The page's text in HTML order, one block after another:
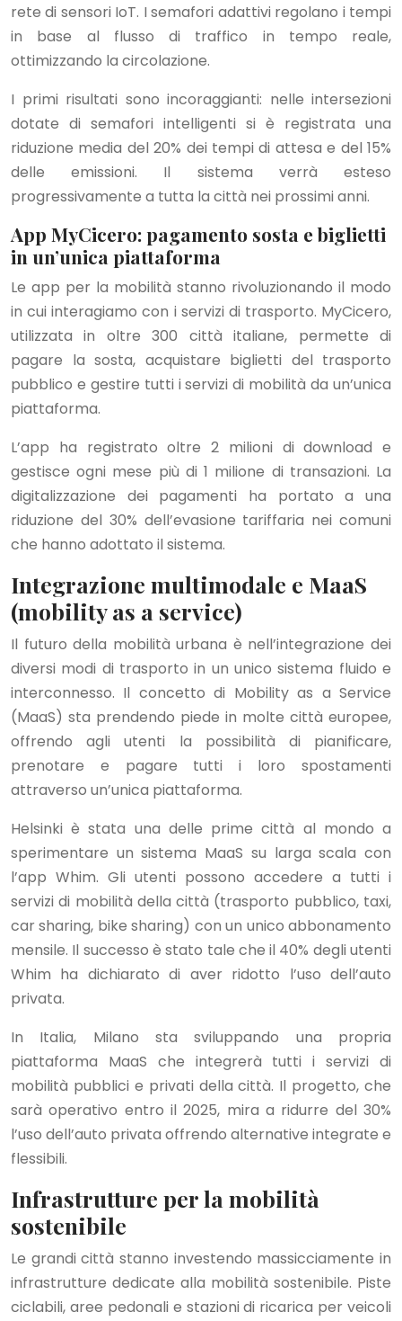
rete di sensori IoT. I semafori adattivi regolano i tempi
in base al flusso di traffico in tempo reale,
ottimizzando la circolazione.
I primi risultati sono incoraggianti: nelle intersezioni
dotate di semafori intelligenti si è registrata una
riduzione media del 20% dei tempi di attesa e del 15%
delle emissioni. Il sistema verrà esteso
progressivamente a tutta la città nei prossimi anni.
App MyCicero: pagamento sosta e biglietti
in un’unica piattaforma
Le app per la mobilità stanno rivoluzionando il modo
in cui interagiamo con i servizi di trasporto. MyCicero,
utilizzata in oltre 300 città italiane, permette di
pagare la sosta, acquistare biglietti del trasporto
pubblico e gestire tutti i servizi di mobilità da un’unica
piattaforma.
L’app ha registrato oltre 2 milioni di download e
gestisce ogni mese più di 1 milione di transazioni. La
digitalizzazione dei pagamenti ha portato a una
riduzione del 30% dell’evasione tariffaria nei comuni
che hanno adottato il sistema.
Integrazione multimodale e MaaS
(mobility as a service)
Il futuro della mobilità urbana è nell’integrazione dei
diversi modi di trasporto in un unico sistema fluido e
interconnesso. Il concetto di Mobility as a Service
(MaaS) sta prendendo piede in molte città europee,
offrendo agli utenti la possibilità di pianificare,
prenotare e pagare tutti i loro spostamenti
attraverso un’unica piattaforma.
Helsinki è stata una delle prime città al mondo a
sperimentare un sistema MaaS su larga scala con
l’app Whim. Gli utenti possono accedere a tutti i
servizi di mobilità della città (trasporto pubblico, taxi,
car sharing, bike sharing) con un unico abbonamento
mensile. Il successo è stato tale che il 40% degli utenti
Whim ha dichiarato di aver ridotto l’uso dell’auto
privata.
In Italia, Milano sta sviluppando una propria
piattaforma MaaS che integrerà tutti i servizi di
mobilità pubblici e privati della città. Il progetto, che
sarà operativo entro il 2025, mira a ridurre del 30%
l’uso dell’auto privata offrendo alternative integrate e
flessibili.
Infrastrutture per la mobilità
sostenibile
Le grandi città stanno investendo massicciamente in
infrastrutture dedicate alla mobilità sostenibile. Piste
ciclabili, aree pedonali e stazioni di ricarica per veicoli